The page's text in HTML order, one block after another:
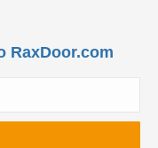
RaxDoor.com